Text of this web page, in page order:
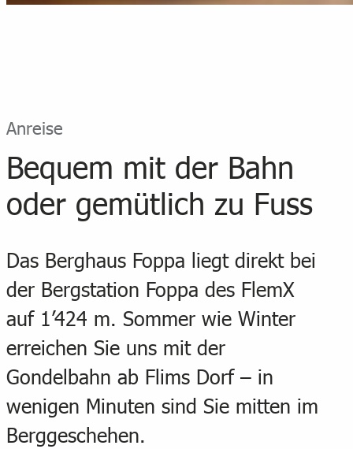
Anreise
Bequem mit der Bahn
oder gemütlich zu Fuss
Das Berghaus Foppa liegt direkt bei
der Bergstation Foppa des FlemX
auf 1’424 m. Sommer wie Winter
erreichen Sie uns mit der
Gondelbahn ab Flims Dorf – in
wenigen Minuten sind Sie mitten im
Berggeschehen.